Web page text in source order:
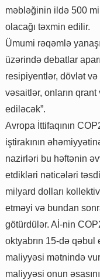
məbləğinin ildə 500
olacağı təxmin edilir.
Ümumi rəqəmlə
üzərində debatlar
resipiyentlər, dövlət
vəsaitlər, onların
ediləcək”.
Avropa İttifaqının
iştirakının
nazirləri bu həftənin
etdikləri nəticələri
milyard dolları
etməyi və bundan
götürdülər. Aİ-nin
oktyabrın 15-də qəbul
maliyyəsi mətnində
maliyyəsi onun